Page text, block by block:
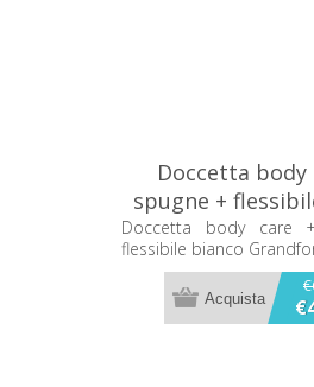
Doccetta body
spugne +
Grandform
Doccetta body care
flessibile bianco